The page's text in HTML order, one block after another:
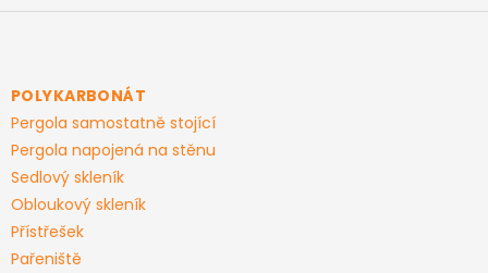
d
v
Z
aPOLYKARBONÁT
Pergola samostatně stojící
Pergola napojená na stěnu
Sedlový skleník
Obloukový skleník
Přístřešek
Pařeniště